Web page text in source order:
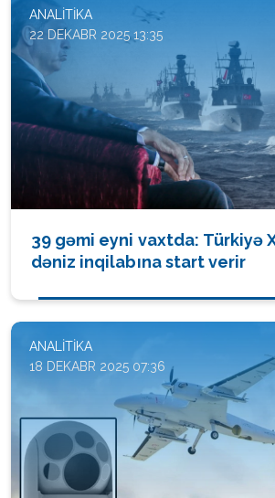
ANALITIKA
22 DEKABR 2025 13:35
39 gəmi eyni vaxtda: Türkiyə
dəniz inqilabına start verir
ANALITIKA
18 DEKABR 2025 07:36